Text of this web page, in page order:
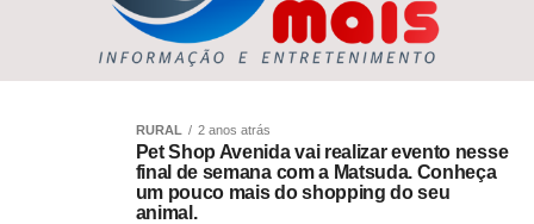
RURAL 2 anos atrás
Pet Shop Avenida vai realizar evento nesse
final de semana com a Matsuda. Conheça
um pouco mais do shopping do seu
animal.